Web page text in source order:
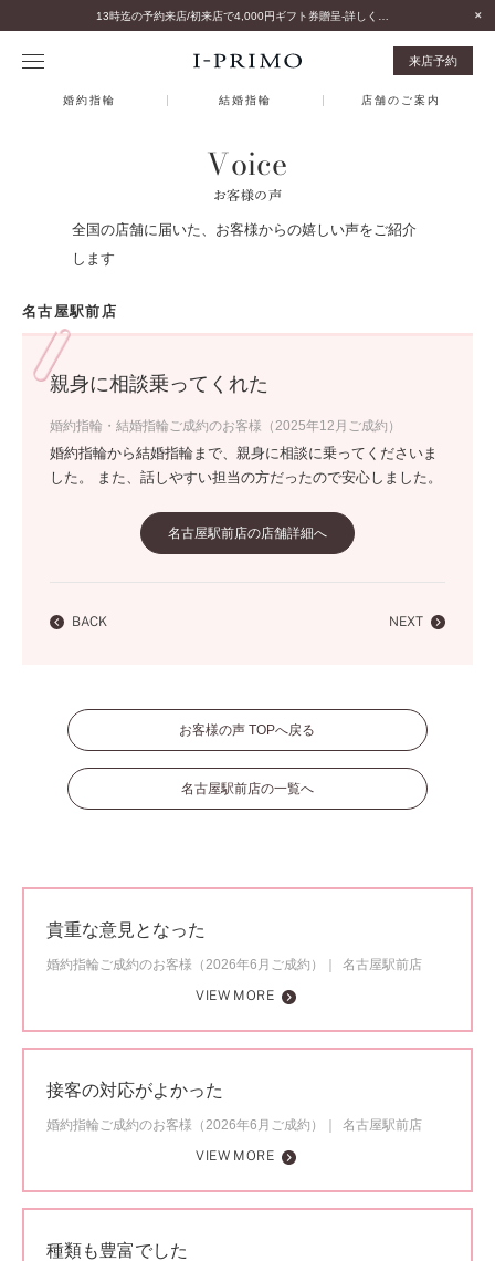
来店予約
婚約指輪 結婚指輪 店舗のご案内
Voice
お客様の声
全国の店舗に届いた、お客様からの嬉しい声をご紹介
します
名古屋駅前店
親身に相談乗ってくれた
婚約指輪・結婚指輪ご成約のお客様（2025年12月ご成約）
婚約指輪から結婚指輪まで、親身に相談に乗ってくださいま
した。 また、話しやすい担当の方だったので安心しました。
名古屋駅前店の店舗詳細へ
BACK NEXT
お客様の声 TOPへ戻る
名古屋駅前店の一覧へ
貴重な意見となった
婚約指輪ご成約のお客様（2026年6月ご成約）
名古屋駅前店
VIEW MORE
接客の対応がよかった
婚約指輪ご成約のお客様（2026年6月ご成約）
名古屋駅前店
VIEW MORE
種類も豊富でした